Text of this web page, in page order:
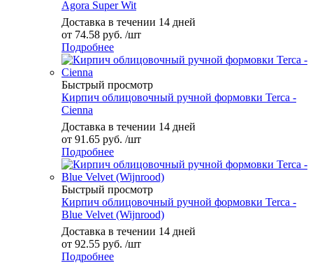
Agora Super Wit
Доставка в течении 14 дней
от 74.58 руб. /шт
Подробнее
Быстрый просмотр
Кирпич облицовочный ручной формовки Terca -
Cienna
Доставка в течении 14 дней
от 91.65 руб. /шт
Подробнее
Быстрый просмотр
Кирпич облицовочный ручной формовки Terca -
Blue Velvet (Wijnrood)
Доставка в течении 14 дней
от 92.55 руб. /шт
Подробнее